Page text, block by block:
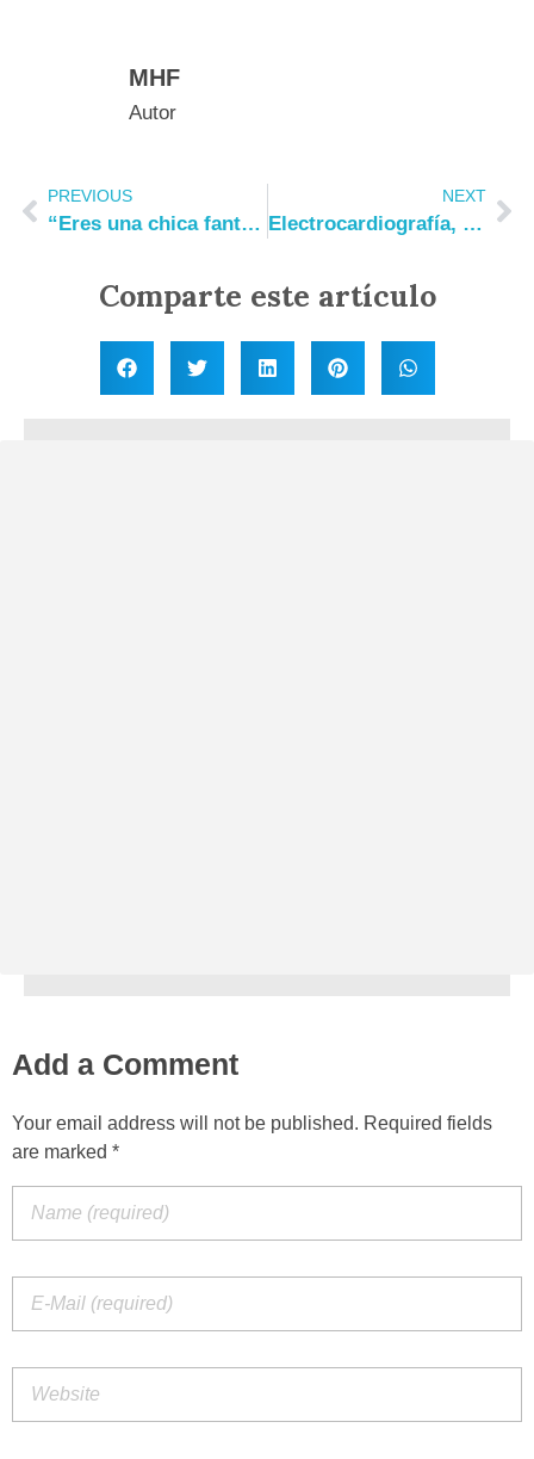
MHF
Autor
PREVIOUS
“Eres una chica fantástica”: Empoderamiento para chicas extraordinarias
NEXT
Electrocardiografía, Personalidad y Emoción
Comparte este artículo
Add a Comment
Your email address will not be published. Required fields
are marked *